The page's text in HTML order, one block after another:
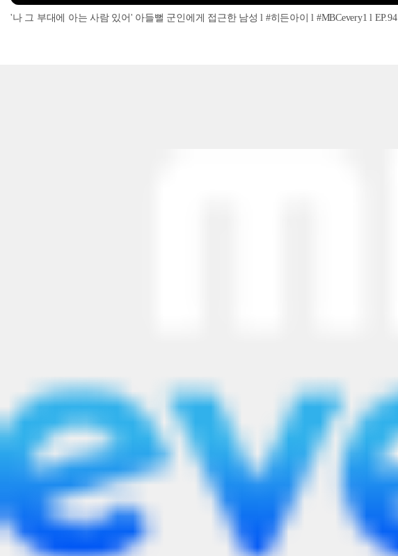
'나 그 부대에 아는 사람 있어' 아들뻘 군인에게 접근한 남성 l #히든아이 l #MBCevery1 l EP.94